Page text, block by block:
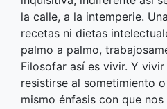
la calle, a la intemperie.
recetas ni dietas
palmo a palmo,
Filosofar así es vivir. Y
resistirse al sometimiento
mismo énfasis con que